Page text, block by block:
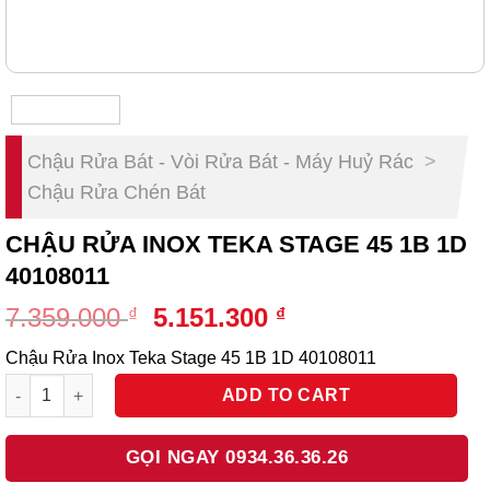
Chậu Rửa Bát - Vòi Rửa Bát - Máy Huỷ Rác >
Chậu Rửa Chén Bát
CHẬU RỬA INOX TEKA STAGE 45 1B 1D
40108011
7.359.000₫
Original
was:
7.359.000 ₫.
5.151.300 ₫Current
is:
5.151.300 ₫.
Chậu Rửa Inox Teka Stage 45 1B 1D 40108011
Chậu Rửa Inox Teka Stage 45 1B 1D 40108011 quantity
ADD TO CART
GỌI NGAY 0934.36.36.26